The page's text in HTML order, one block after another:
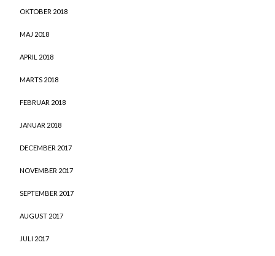
OKTOBER 2018
MAJ 2018
APRIL 2018
MARTS 2018
FEBRUAR 2018
JANUAR 2018
DECEMBER 2017
NOVEMBER 2017
SEPTEMBER 2017
AUGUST 2017
JULI 2017